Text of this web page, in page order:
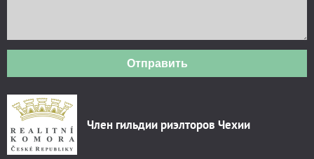
Отправить
Член гильдии риэлторов Чехии